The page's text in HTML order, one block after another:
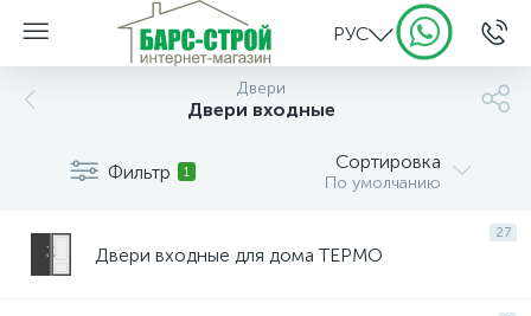
РУС
Двери
Двери входные
Фильтр 1 Сортировка
По умолчанию
27
Двери входные для дома ТЕРМО